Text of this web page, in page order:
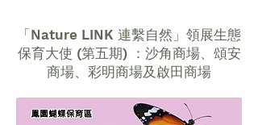
「Nature LINK 連繫自然」領展生態
保育大使 (第五期) ：沙角商場、頌安
商場、彩明商場及啟田商場